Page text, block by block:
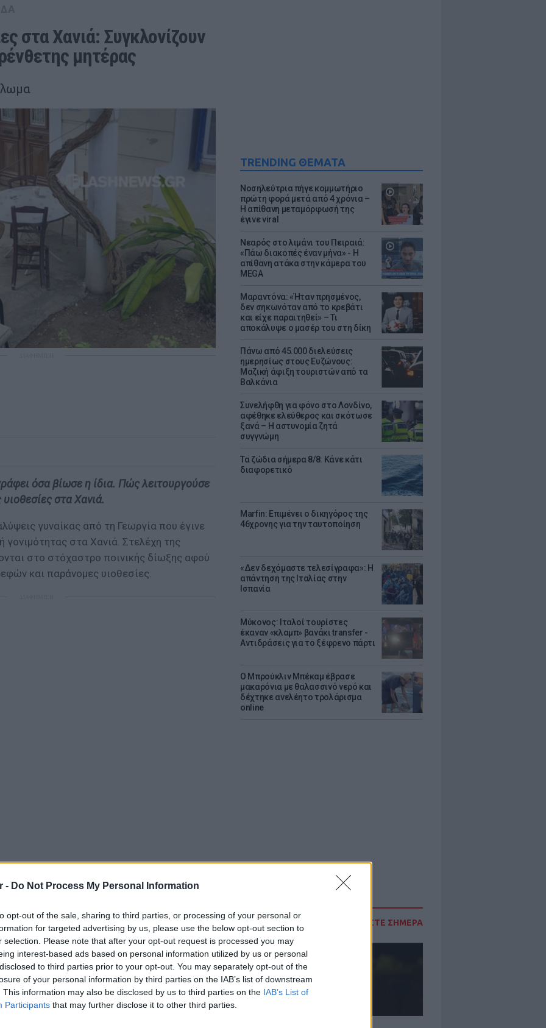
- Do Not Process My Personal Information
opt-out of the sale, sharing to third parties, or processing of your personal or
for targeted advertising by us, please use the below opt-out section to
selection. Please note that after your opt-out request is processed you may
interest-based ads based on personal information utilized by us or personal
to third parties prior to your opt-out. You may separately opt-out of the
of your personal information by third parties on the IAB’s list of downstream
This information may also be disclosed by us to third parties on the IAB’s List of
Participants that may further disclose it to other third parties.
TRENDING ΘΕΜΑΤΑ
Νοσηλεύτρια πήγε κομμωτήριο
πρώτη φορά μετά από 4 χρόνια –
Η απίθανη μεταμόρφωσή της
έγινε viral
Νεαρός στο λιμάνι του Πειραιά:
«Πάω διακοπές έναν μήνα» - Η
απίθανη ατάκα στην κάμερα του
MEGA
Μαραντόνα: «Ήταν πρησμένος,
δεν σηκωνόταν από το κρεβάτι
και είχε παραιτηθεί» – Τι
αποκάλυψε ο μασέρ του στη δίκη
Πάνω από 45.000 διελεύσεις
ημερησίως στους Ευζώνους:
Μαζική άφιξη τουριστών από τα
Βαλκάνια
Συνελήφθη για φόνο στο Λονδίνο,
αφέθηκε ελεύθερος και σκότωσε
ξανά – Η αστυνομία ζητά
συγγνώμη
Τα ζώδια σήμερα 8/8: Κάνε κάτι
διαφορετικό
Marfin: Επιμένει ο δικηγόρος της
46χρονης για την ταυτοποίηση
«Δεν δεχόμαστε τελεσίγραφα»: Η
απάντηση της Ιταλίας στην
Ισπανία
Μύκονος: Ιταλοί τουρίστες
έκαναν «κλαμπ» βανάκι transfer -
Αντιδράσεις για το ξέφρενο πάρτι
Ο Μπρούκλιν Μπέκαμ έβρασε
μακαρόνια με θαλασσινό νερό και
δέχτηκε ανελέητο τρολάρισμα
online
ΔΙΑΒΑΣΤΕ ΣΗΜΕΡΑ
στα Χανιά: Συγκλονίζουν
μητέρας
όσα βίωσε η ίδια. Πώς λειτουργούσε
στα Χανιά.
γυναίκας από τη Γεωργία που έγινε
γονιμότητας στα Χανιά. Στελέχη της
στο στόχαστρο ποινικής δίωξης αφού
και παράνομες υιοθεσίες.
στο flashnews.gr και στη δημοσιογράφο
για λόγους ασφάλειας. Για τις
ρεπορτάζ, χρησιμοποιεί το ψευδώνυμο
11 μήνες. Όπως αναφέρει στο τοπικό
έγινε παρένθετη μητέρα και
14 σπίτια που φέρεται να είχε στη